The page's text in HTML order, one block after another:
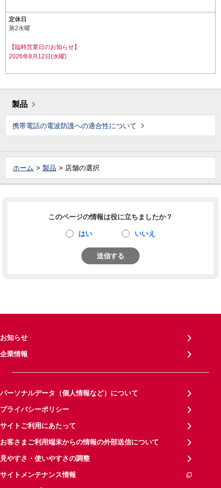
定休日
第2水曜
【臨時営業日のお知らせ】
2026年8月12日(水曜)
製品
携帯電話の電波防護への適合性について
ホーム 製品 店舗の選択
このページの情報は役に立ちましたか？
はい いいえ
送信する
お知らせ
企業情報
パーソナルデータ（個人情報など）について
プライバシーポリシー
サイトご利用にあたって
お客さまご利用端末からの情報の外部送信について
見やすさ・使いやすさの調整
サイトメンテナンス情報